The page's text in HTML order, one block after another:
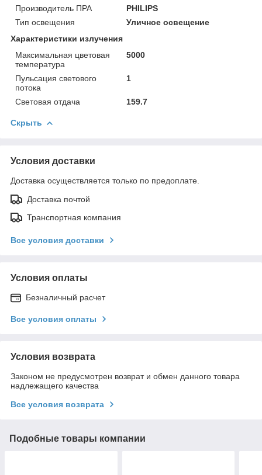
Производитель ПРА
PHILIPS
Тип освещения
Уличное освещение
Характеристики излучения
Максимальная цветовая
температура
5000
Пульсация светового
потока
1
Световая отдача 159.7
Скрыть
Условия доставки
Доставка осуществляется только по предоплате.
Доставка почтой
Транспортная компания
Все условия доставки
Условия оплаты
Безналичный расчет
Все условия оплаты
Условия возврата
Законом не предусмотрен возврат и обмен данного товара
надлежащего качества
Все условия возврата
Подобные товары компании